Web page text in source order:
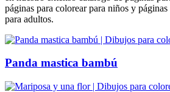
páginas para colorear para niños y
para adultos.
Panda mastica bambú